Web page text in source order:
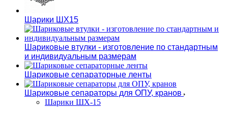
Шарики ШХ15
Шариковые втулки - изготовление по стандартным
и индивидуальным размерам
Шариковые сепараторные ленты
Шариковые сепараторы для ОПУ, кранов
Шарики ШХ-15